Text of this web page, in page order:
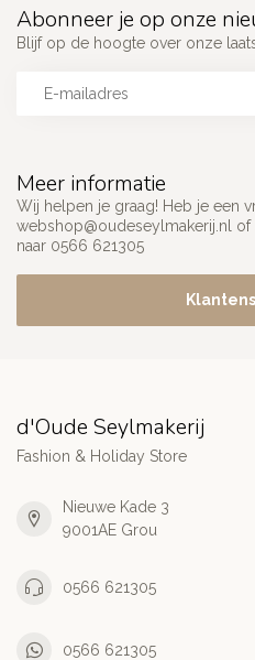
Meer informatie
Wij helpen je graag! Heb je een
webshop@oudeseylmakerij.nl of
naar 0566 621305
Abonneer je op onze
Blijf op de hoogte over onze
d'Oude Seylmakerij
Fashion & Holiday Store
Nieuwe Kade 3
9001AE Grou
0566 621305
0566 621305